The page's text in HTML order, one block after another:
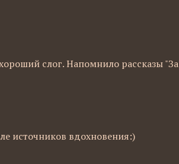
слог. Напомнило рассказы "За
источников вдохновения:)